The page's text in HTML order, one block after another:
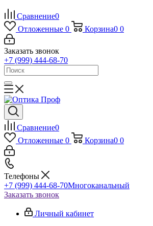
Сравнение0
Отложенные 0 Корзина0 0
Заказать звонок
+7 (999) 444-68-70
Сравнение0
Отложенные 0 Корзина0 0
Телефоны
+7 (999) 444-68-70Многоканальный
Заказать звонок
Личный кабинет